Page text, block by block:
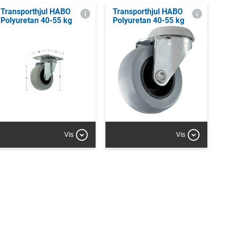
Transporthjul HABO
Polyuretan 40-55 kg
Vis
Transporthjul HABO
Polyuretan 40-55 kg
Vis